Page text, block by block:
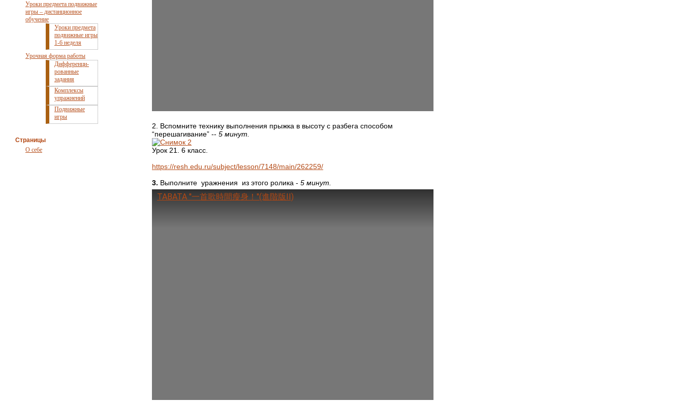
Уроки предмета подвижные
игры – дистанционное
обучение
Уроки предмета
подвижные игры
1-6 неделя
Урочная форма работы
Дифференци-
рованные
задания
Комплексы
упражнений
Подвижные
игры
Страницы
О себе
2. Вспомните технику выполнения прыжка в высоту с разбега способом
“перешагивание” -- 5 минут.
Урок 21. 6 класс.
https://resh.edu.ru/subject/lesson/7148/main/262259/
3. Выполните уражнения из этого ролика - 5 минут.
TABATA ''一首歌時間瘦身！''(進階版II)